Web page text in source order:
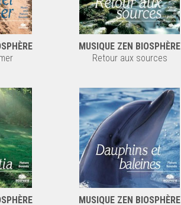
MUSIQUE ZEN BIOSPHÈRE
Retour aux sources
MUSIQUE ZEN BIOSPHÈRE